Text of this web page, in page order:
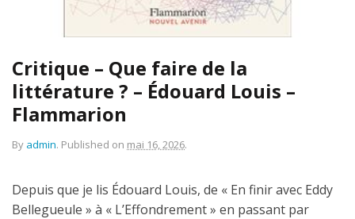
Critique – Que faire de la
littérature ? – Édouard Louis –
Flammarion
By admin. Published on mai 16, 2026.
Depuis que je lis Édouard Louis, de « En finir avec Eddy
Bellegueule » à « L’Effondrement » en passant par